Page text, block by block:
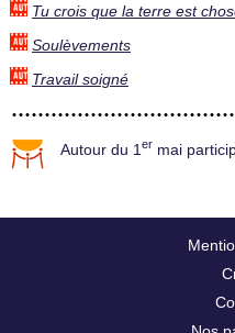
Tu crois que la terre est
Soulèvements
Travail soigné
Autour du 1 er mai